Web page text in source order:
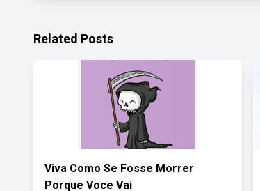
Related Posts
Viva Como Se Fosse Morrer
Porque Voce Vai